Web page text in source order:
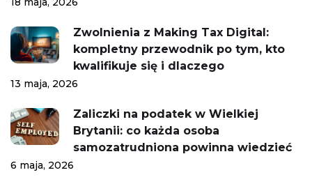
Zwolnienia z Making Tax Digital:
kompletny przewodnik po tym, kto
kwalifikuje się i dlaczego
13 maja, 2026
Zaliczki na podatek w Wielkiej
Brytanii: co każda osoba
samozatrudniona powinna wiedzieć
6 maja, 2026